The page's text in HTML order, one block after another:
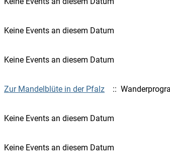
Keine Events an diesem Datum
Keine Events an diesem Datum
Zur Mandelblüte in der Pfalz ::
Keine Events an diesem Datum
Keine Events an diesem Datum